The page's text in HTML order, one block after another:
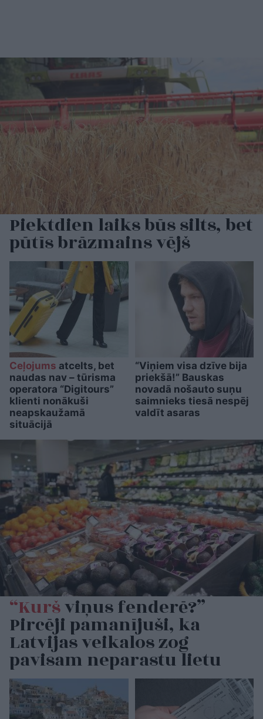
Piektdien laiks būs silts, bet
pūtīs brāzmains vējš
Ceļojums atcelts, bet
naudas nav – tūrisma
operatora “Digitours”
klienti nonākuši
neapskaužamā
situācijā
“Viņiem visa dzīve bija
priekšā!” Bauskas
novadā nošauto suņu
saimnieks tiesā nespēj
valdīt asaras
“Kuršviņus fenderē?”
Pircēji pamanījuši, ka
Latvijas veikalos zog
pavisam neparastu lietu